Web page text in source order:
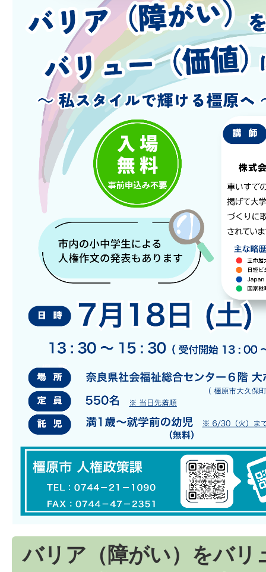
バリア（障がい）をバリ